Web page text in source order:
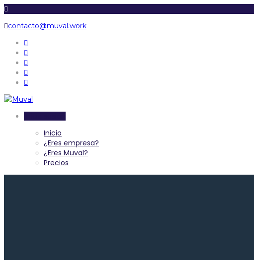
contacto@muval.work
Inicio
¿Eres empresa?
¿Eres Muval?
Precios